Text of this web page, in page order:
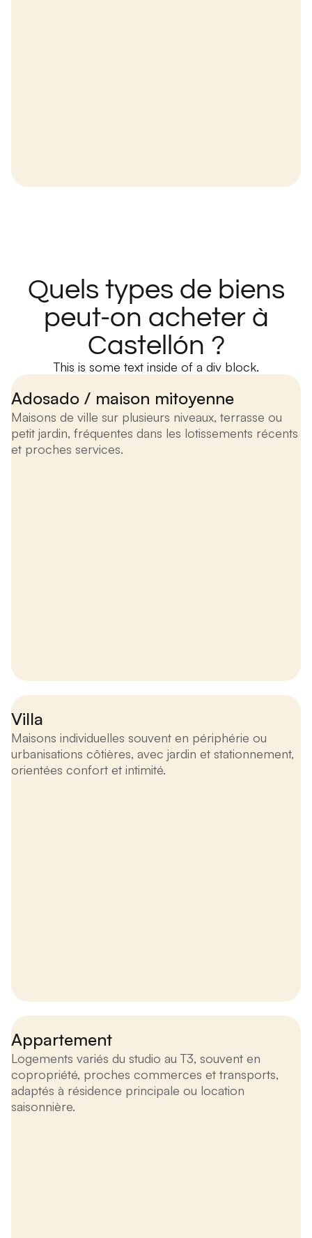
Quels types de biens
peut-on acheter à
Castellón ?
This is some text inside of a div block.
Adosado / maison mitoyenne
Maisons de ville sur plusieurs niveaux, terrasse ou
petit jardin, fréquentes dans les lotissements récents
et proches services.
Villa
Maisons individuelles souvent en périphérie ou
urbanisations côtières, avec jardin et stationnement,
orientées confort et intimité.
Appartement
Logements variés du studio au T3, souvent en
copropriété, proches commerces et transports,
adaptés à résidence principale ou location
saisonnière.